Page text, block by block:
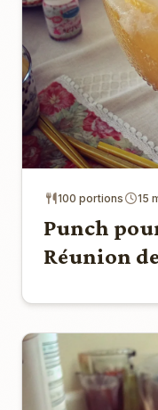
100 portions 15
Punch
Réunion